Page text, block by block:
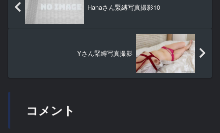
Hanaさん緊縛写真撮影10
Yさん緊縛写真撮影
コメント